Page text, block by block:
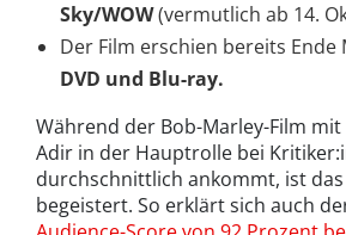
Sky/WOW(vermutlich ab 14.
Der Film erschien bereits Ende
DVD und Blu-ray.
Während der Bob-Marley-Film mit
Adir in der Hauptrolle bei
durchschnittlich ankommt, ist
begeistert. So erklärt sich auch